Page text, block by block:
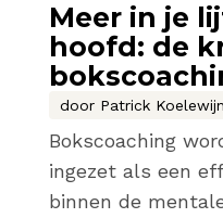
Meer in je
hoofd: de
door Patrick Koelewijn
Bokscoaching
ingezet als een
binnen de